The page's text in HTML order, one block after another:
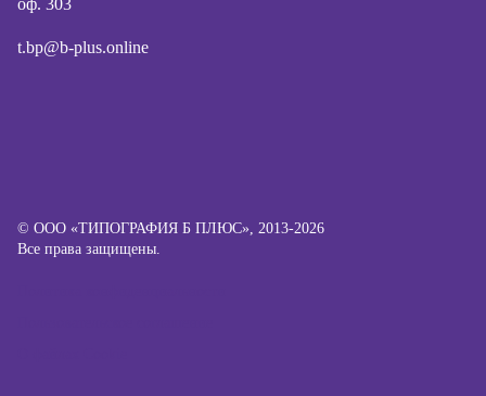
оф. 303
t.bp@b-plus.online
© ООО «ТИПОГРАФИЯ Б ПЛЮС», 2013-2026
Все права защищены.